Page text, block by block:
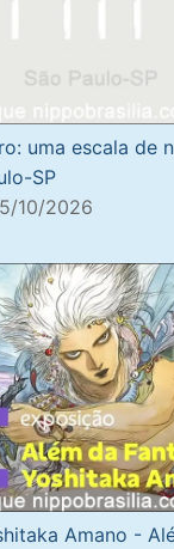
uma escala de
SP
10/2026
Amano -